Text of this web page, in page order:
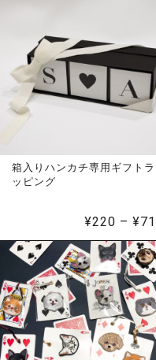
箱入りハンカチ専用ギフトラ
ッピング
¥220 – ¥